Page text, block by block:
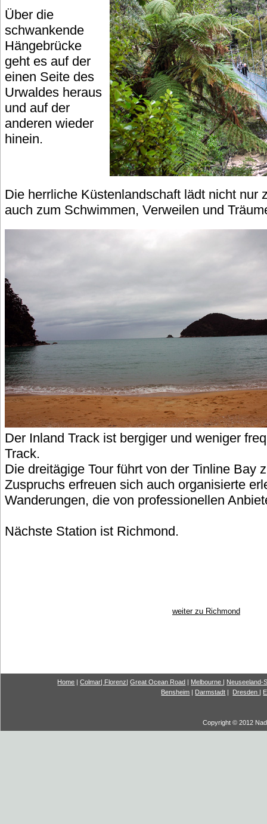
Über die
schwankende
Hängebrücke
geht es auf der
einen Seite des
Urwaldes heraus
und auf der
anderen wieder
hinein.
Die herrliche Küstenlandschaft lädt nicht nur
auch zum Schwimmen, Verweilen und
Der Inland Track ist bergiger und weniger
Track.
Die dreitägige Tour führt von der Tinline Bay
Zuspruchs erfreuen sich auch organisierte
Wanderungen, die von professionellen
Nächste Station ist Richmond.
weiter zu Richmond
Home |Colmar| Florenz|Great Ocean Road | Melbourne | Neuseeland-
Bensheim | Darmstadt | Dresden |
Copyright © 2012